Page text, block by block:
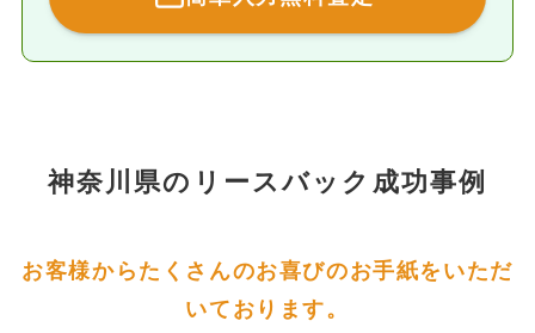
神奈川県のリースバック成功事例
お客様からたくさんのお喜びのお手紙をいただ
いております。